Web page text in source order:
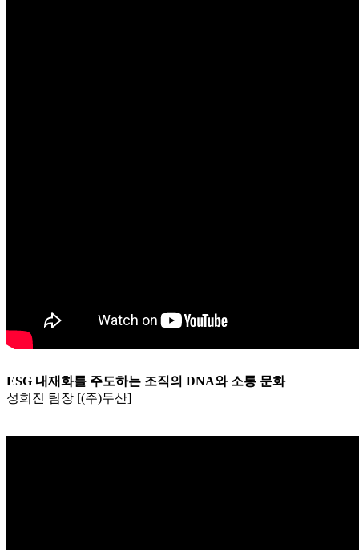
ESG 내재화를 주도하는 조직의 DNA와 소통 문화
성희진 팀장 [(주)두산]